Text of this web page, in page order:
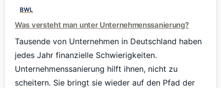
BWL
Was versteht man unter Unternehmenssanierung?
Tausende von Unternehmen in Deutschland haben
jedes Jahr finanzielle Schwierigkeiten.
Unternehmenssanierung hilft ihnen, nicht zu
scheitern. Sie bringt sie wieder auf den Pfad der